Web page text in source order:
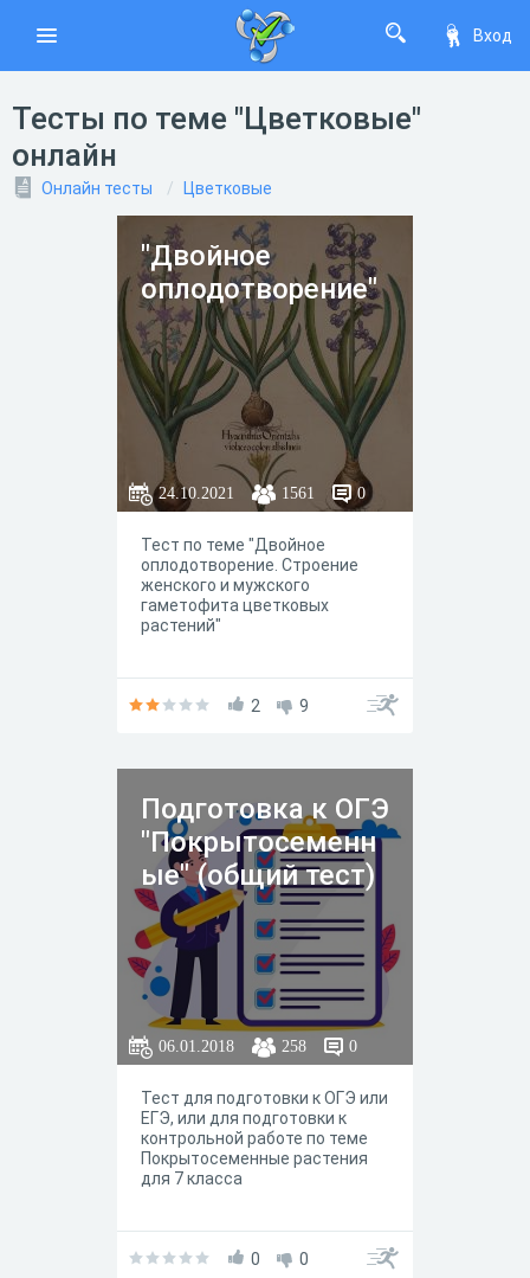
Вход
Тесты по теме "Цветковые"
онлайн
Онлайн тесты Цветковые
"Двойное
оплодотворение"
24.10.2021 1561 0
Тест по теме "Двойное
оплодотворение. Строение
женского и мужского
гаметофита цветковых
растений"
2 9
Подготовка к ОГЭ
"Покрытосеменн
ые" (общий тест)
06.01.2018 258 0
Тест для подготовки к ОГЭ или
ЕГЭ, или для подготовки к
контрольной работе по теме
Покрытосеменные растения
для 7 класса
0 0